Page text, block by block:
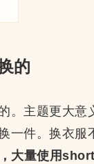
的
。主题更大
一件。换衣服
大量使用